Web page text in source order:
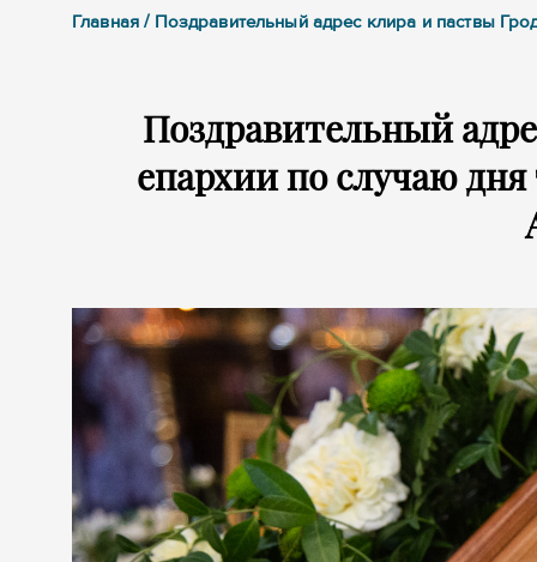
Главная / Поздравительный адрес клира и паствы
Поздравительный
епархии по случаю